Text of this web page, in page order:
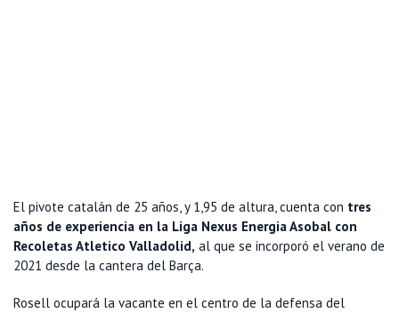
El pivote catalán de 25 años, y 1,95 de altura, cuenta con tres
años de experiencia en la Liga Nexus Energia Asobal con
Recoletas Atletico Valladolid, al que se incorporó el verano de
2021 desde la cantera del Barça.
Rosell ocupará la vacante en el centro de la defensa del